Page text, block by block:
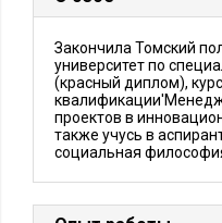
Закончила Томский
университет по
(красный диплом),
проектов в
также учусь в
социальная